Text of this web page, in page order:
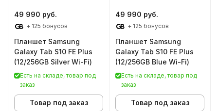
49 990 руб.
+ 125 бонусов
Планшет Samsung
Galaxy Tab S10 FE Plus
(12/256GB Silver Wi-Fi)
Есть на складе, товар под
заказ
Товар под заказ
49 990 руб.
+ 125 бонусов
Планшет Samsung
Galaxy Tab S10 FE Plus
(12/256GB Blue Wi-Fi)
Есть на складе, товар под
заказ
Товар под заказ